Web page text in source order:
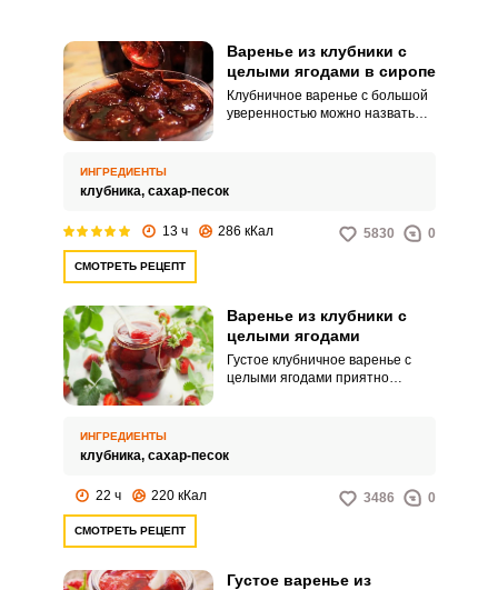
Варенье из клубники с
целыми ягодами в сиропе
Клубничное варенье с большой
уверенностью можно назвать
подсчитать. В рецепте,
вариант приготовления
ИНГРЕДИЕНТЫ
клубника, сахар-песок
13 ч 286 кКал 5830 0
СМОТРЕТЬ РЕЦЕПТ
Варенье из клубники с
целыми ягодами
Густое клубничное варенье с
целыми ягодами приятно
насладиться.
ИНГРЕДИЕНТЫ
клубника, сахар-песок
22 ч 220 кКал 3486 0
СМОТРЕТЬ РЕЦЕПТ
Густое варенье из